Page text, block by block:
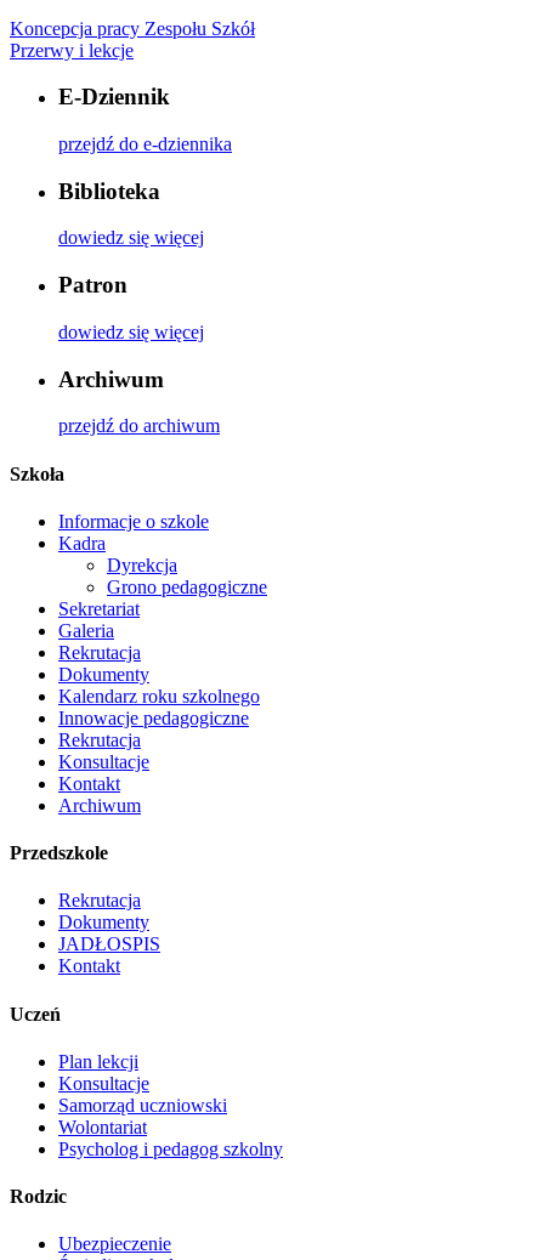
Koncepcja pracy Zespołu Szkół
Przerwy i lekcje
E-Dziennik
przejdź do e-dziennika
Biblioteka
dowiedz się więcej
Patron
dowiedz się więcej
Archiwum
przejdź do archiwum
Szkoła
Informacje o szkole
Kadra
Dyrekcja
Grono pedagogiczne
Sekretariat
Galeria
Rekrutacja
Dokumenty
Kalendarz roku szkolnego
Innowacje pedagogiczne
Rekrutacja
Konsultacje
Kontakt
Archiwum
Przedszkole
Rekrutacja
Dokumenty
JADŁOSPIS
Kontakt
Uczeń
Plan lekcji
Konsultacje
Samorząd uczniowski
Wolontariat
Psycholog i pedagog szkolny
Rodzic
Ubezpieczenie